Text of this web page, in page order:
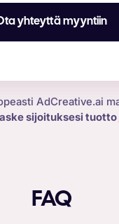
yhteyttä myyntiin
AdCreative.ai
sijoituksesi tuotto
FAQ